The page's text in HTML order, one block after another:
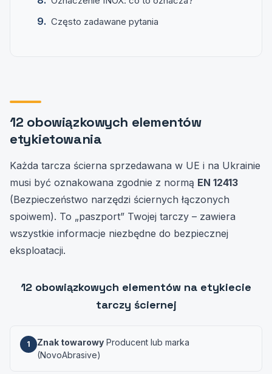
Często zadawane pytania
12 obowiązkowych elementów
etykietowania
Każda tarcza ścierna sprzedawana w UE i na Ukrainie
musi być oznakowana zgodnie z normą EN 12413
(Bezpieczeństwo narzędzi ściernych łączonych
spoiwem). To „paszport” Twojej tarczy – zawiera
wszystkie informacje niezbędne do bezpiecznej
eksploatacji.
12 obowiązkowych elementów na etykiecie
tarczy ściernej
1 Znak towarowy Producent lub marka
(NovoAbrasive)